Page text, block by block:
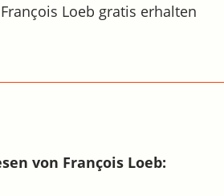
Loeb gratis erhalten
von François Loeb: